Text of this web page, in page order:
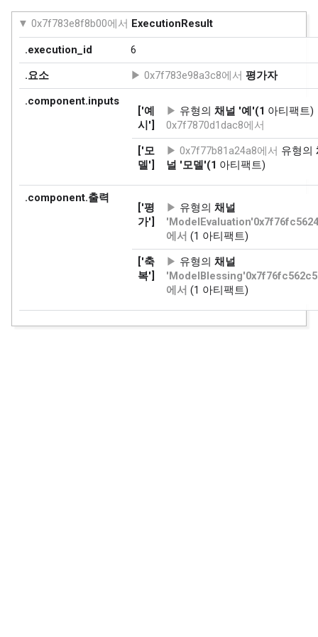
0x7f783e8f8b00에서 ExecutionResult
.execution_id
6
.요소
0x7f783e98a3c8에서 평가자
.component.inputs
['예
시']
유형의 채널 '예'(1 아티팩트)
0x7f7870d1dac8에서
['모
델']
0x7f77b81a24a8에서 유형의
널 '모델'(1 아티팩트)
.component.출력
['평
가']
유형의 채널
에서 (1 아티팩트)
['축
복']
유형의 채널
에서 (1 아티팩트)